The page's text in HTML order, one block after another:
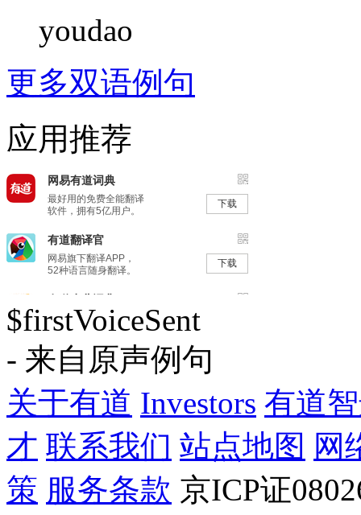
youdao
更多双语例句
应用推荐
$firstVoiceSent
- 来自原声例句
关于有道 Investors 有道
才 联系我们 站点地图 网
策 服务条款 京ICP证